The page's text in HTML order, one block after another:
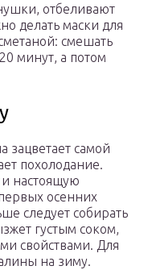
отбеливают
делать маски для
смешать
минут, а потом
зацветает самой
похолодание.
настоящую
осенних
следует собирать
густым соком,
свойствами. Для
на зиму.